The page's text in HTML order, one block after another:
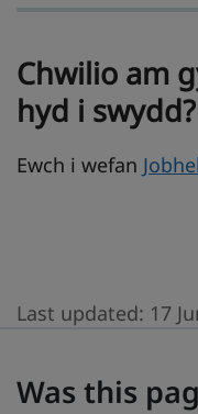
Chwilio am
hyd i swydd?
Ewch i wefan
Last updated: 17
Was this